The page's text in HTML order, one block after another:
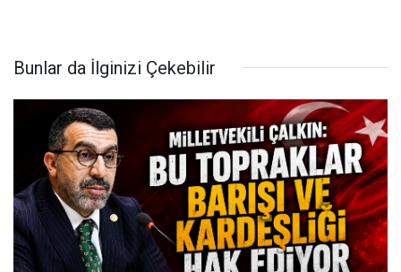
Bunlar da İlginizi Çekebilir